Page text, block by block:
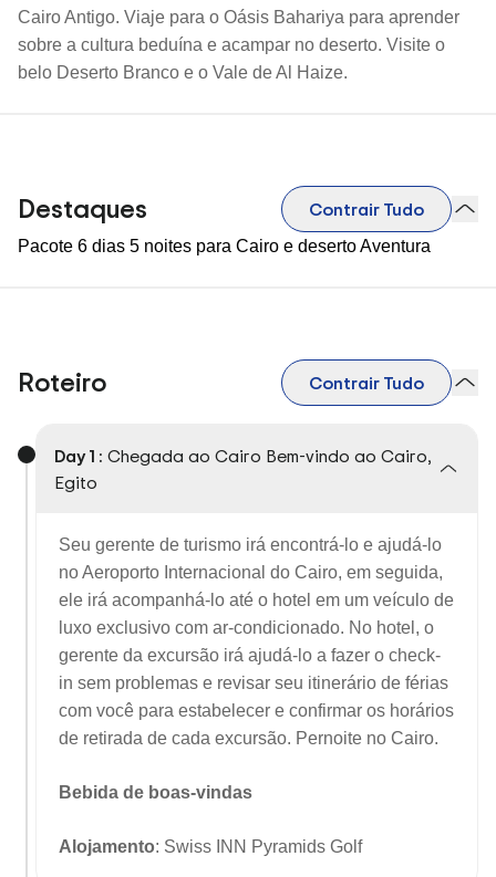
Cairo Antigo. Viaje para o Oásis Bahariya para aprender
sobre a cultura beduína e acampar no deserto. Visite o
belo Deserto Branco e o Vale de Al Haize.
Destaques Contrair Tudo
Pacote 6 dias 5 noites para Cairo e deserto Aventura
Roteiro Contrair Tudo
Day 1 : Chegada ao Cairo Bem-vindo ao Cairo,
Egito
Seu gerente de turismo irá encontrá-lo e ajudá-lo
no Aeroporto Internacional do Cairo, em seguida,
ele irá acompanhá-lo até o hotel em um veículo de
luxo exclusivo com ar-condicionado. No hotel, o
gerente da excursão irá ajudá-lo a fazer o check-
in sem problemas e revisar seu itinerário de férias
com você para estabelecer e confirmar os horários
de retirada de cada excursão. Pernoite no Cairo.
Bebida de boas-vindas
Alojamento: Swiss INN Pyramids Golf